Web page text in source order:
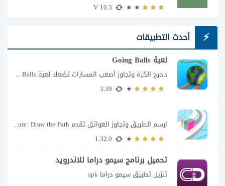
أحدث التطبيقات
لعبة Going Balls
دحرج الكرة وتجاوز أصعب المسارات تضعك لعبة Going Balls للأندرويد أمام تحدٍ يبدو بسيطًا...
ارسم الطريق وتجاوز العوائق تقدم Color Adventure: Draw the Path فكرة بسيطة تتحول سريعًا...
تحميل برنامج سيمو دراما للاندرويد
تنزيل تطبيق سيمو دراما apk